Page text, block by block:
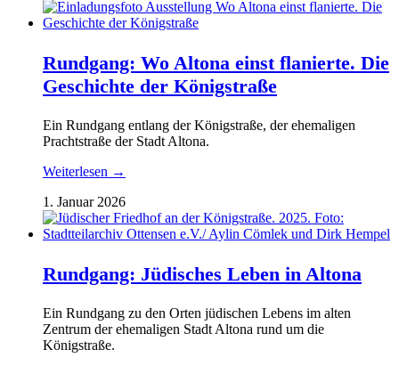
Rundgang: Wo Altona einst flanierte. Die
Geschichte der Königstraße
Ein Rundgang entlang der Königstraße, der ehemaligen
Prachtstraße der Stadt Altona.
Weiterlesen →
1. Januar 2026
Rundgang: Jüdisches Leben in Altona
Ein Rundgang zu den Orten jüdischen Lebens im alten
Zentrum der ehemaligen Stadt Altona rund um die
Königstraße.